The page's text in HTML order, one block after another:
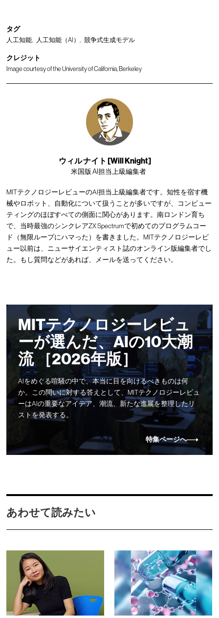
タグ
人工知能 人工知能（AI） 競争式生成モデル
クレジット
Image courtesy of the University of California, Berkeley
ウィル ナイト [Will Knight]
米国版 AI担当上級編集者
MITテクノロジーレビューのAI担当上級編集者です。知性を宿す機
械やロボット、自動化について扱うことが多いですが、コンピュー
ティングのほぼすべての側面に関心があります。南ロンドン育ち
で、当時最強のシンクレアZX Spectrumで初めてのプログラムコー
ド（無限ループにハマった）を書きました。MITテクノロジーレビ
ュー以前は、ニューサイエンティスト誌のオンライン版編集者でし
た。もし質問などがあれば、
メールを送ってください。
MITテクノロジーレビュ
ーが選んだ、AIの10大潮
流 ［2026年版］
AIをめぐる喧騒の中で、本当に目を向けるべきものは何
か。この問いに対する答えとして、MITテクノロジーレビュ
ーはAIの重要なアイデア、潮流、新たな進展を整理したリ
ストを発表する。
特集ページへ
あわせて読みたい